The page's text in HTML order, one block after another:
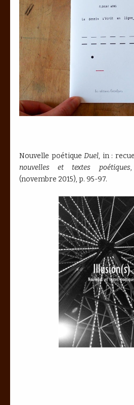
Nouvelle poétique Duel, in :
nouvelles et textes poétiques
(novembre 2015), p. 95-97.